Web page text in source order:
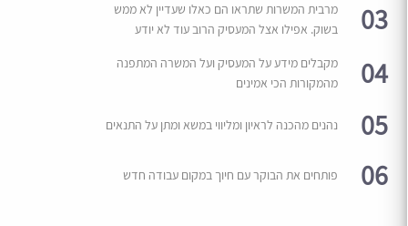
03
מרבית המשרות שתראו הם כאלו שעדיין לא ממש
בשוק. אפילו אצל המעסיק הרוב עוד לא יודע
04
מקבלים מידע על המעסיק ועל המשרה המתפנה
מהמקורות הכי אמינים
05 נהנים מהכנה לראיון ומליווי במשא ומתן על התנאים
06 פותחים את הבוקר עם חיוך במקום עבודה חדש